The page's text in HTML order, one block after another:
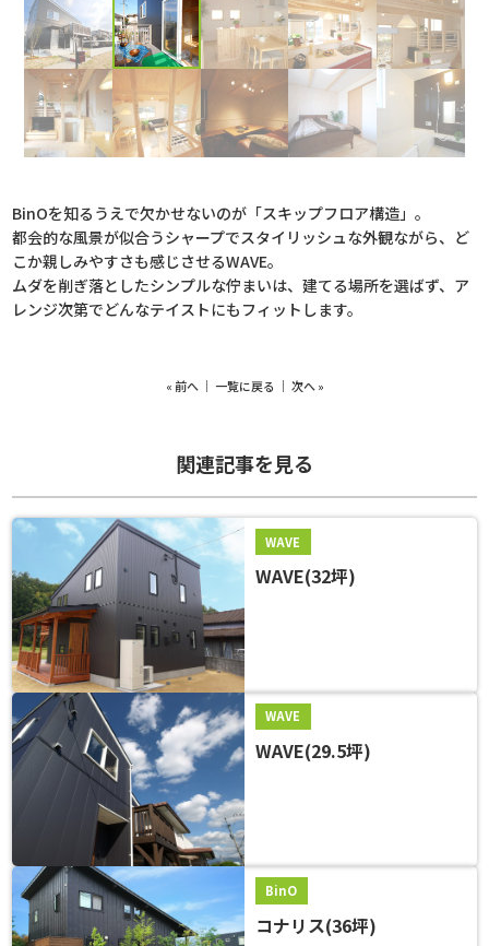
BinOを知るうえで欠かせないのが「スキップフロア構造」。
都会的な風景が似合うシャープでスタイリッシュな外観ながら、ど
こか親しみやすさも感じさせるWAVE。
ムダを削ぎ落としたシンプルな佇まいは、建てる場所を選ばず、ア
レンジ次第でどんなテイストにもフィットします。
« 前へ｜ 一覧に戻る ｜ 次へ»
関連記事を見る
WAVE
WAVE(32坪)
WAVE
WAVE(29.5坪)
BinO
コナリス(36坪)